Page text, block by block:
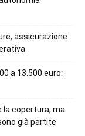
assicurazione
a 13.500 euro:
la copertura, ma
già partite